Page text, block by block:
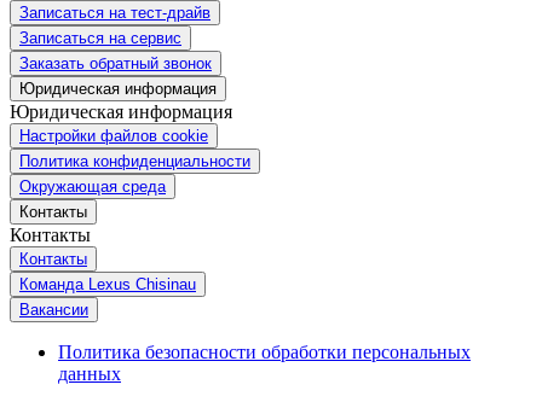
Записаться на тест-драйв
Записаться на сервис
Заказать обратный звонок
Юридическая информация
Юридическая информация
Настройки файлов cookie
Политика конфиденциальности
Окружающая среда
Контакты
Контакты
Контакты
Команда Lexus Chisinau
Вакансии
Политика безопасности обработки персональных
данных